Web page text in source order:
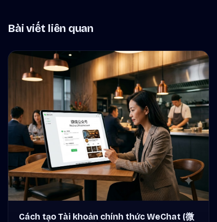
Bài viết liên quan
Cách tạo Tài khoản chính thức WeChat (微